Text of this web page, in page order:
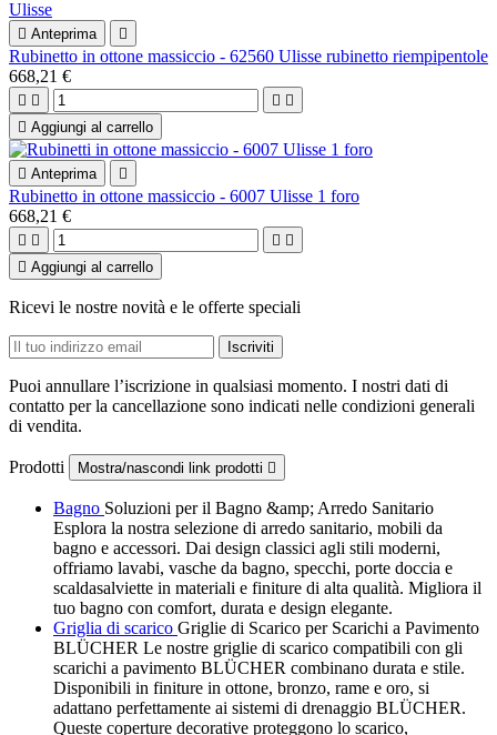
 Anteprima 
Rubinetto in ottone massiccio - 62560 Ulisse rubinetto riempipentole
668,21 €
   
 Aggiungi al carrello
 Anteprima 
Rubinetto in ottone massiccio - 6007 Ulisse 1 foro
668,21 €
   
 Aggiungi al carrello
Ricevi le nostre novità e le offerte speciali
Puoi annullare l’iscrizione in qualsiasi momento. I nostri dati di
contatto per la cancellazione sono indicati nelle condizioni generali
di vendita.
Prodotti Mostra/nascondi link prodotti 
Bagno Soluzioni per il Bagno &amp; Arredo Sanitario
Esplora la nostra selezione di arredo sanitario, mobili da
bagno e accessori. Dai design classici agli stili moderni,
offriamo lavabi, vasche da bagno, specchi, porte doccia e
scaldasalviette in materiali e finiture di alta qualità. Migliora il
tuo bagno con comfort, durata e design elegante.
Griglia di scarico Griglie di Scarico per Scarichi a Pavimento
BLÜCHER Le nostre griglie di scarico compatibili con gli
scarichi a pavimento BLÜCHER combinano durata e stile.
Disponibili in finiture in ottone, bronzo, rame e oro, si
adattano perfettamente ai sistemi di drenaggio BLÜCHER.
Queste coperture decorative proteggono lo scarico,